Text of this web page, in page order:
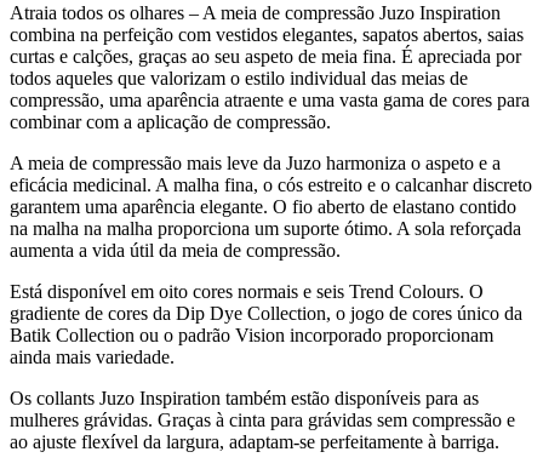
Atraia todos os olhares – A meia de compressão Juzo Inspiration
combina na perfeição com vestidos elegantes, sapatos abertos, saias
curtas e calções, graças ao seu aspeto de meia fina. É apreciada por
todos aqueles que valorizam o estilo individual das meias de
compressão, uma aparência atraente e uma vasta gama de cores para
combinar com a aplicação de compressão.
A meia de compressão mais leve da Juzo harmoniza o aspeto e a
eficácia medicinal. A malha fina, o cós estreito e o calcanhar discreto
garantem uma aparência elegante. O fio aberto de elastano contido
na malha na malha proporciona um suporte ótimo. A sola reforçada
aumenta a vida útil da meia de compressão.
Está disponível em oito cores normais e seis Trend Colours. O
gradiente de cores da Dip Dye Collection, o jogo de cores único da
Batik Collection ou o padrão Vision incorporado proporcionam
ainda mais variedade.
Os collants Juzo Inspiration também estão disponíveis para as
mulheres grávidas. Graças à cinta para grávidas sem compressão e
ao ajuste flexível da largura, adaptam-se perfeitamente à barriga.